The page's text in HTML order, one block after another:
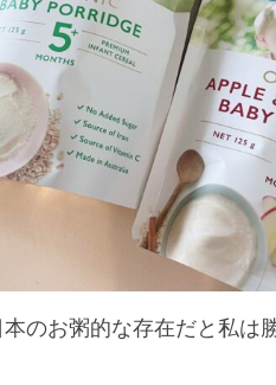
のお粥的な存在だと私は